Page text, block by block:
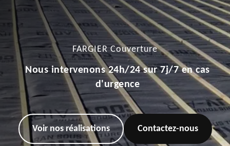
FARGIER Couverture
Nous intervenons 24h/24 sur 7j/7 en cas
d'urgence
Voir nos réalisations Contactez-nous